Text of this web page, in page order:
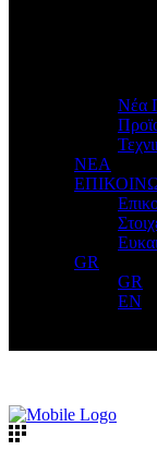
Νέα
ΝΕΑ
GR
GR
EN